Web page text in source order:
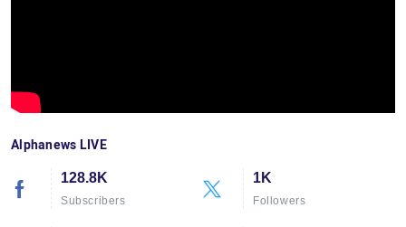
Alphanews LIVE
128.8K
Subscribers
1K
Followers